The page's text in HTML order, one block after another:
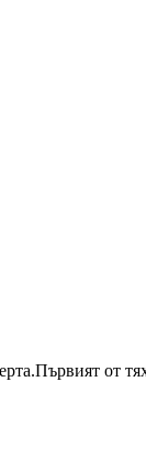
от